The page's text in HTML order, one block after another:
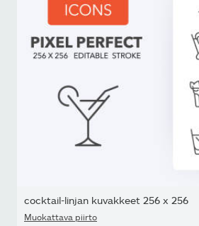
cocktail-linjan kuvakkeet 256 x 256
Muokattava piirto